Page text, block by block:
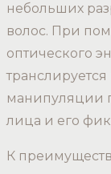
небольших
волос. При
оптического
манипуляции
лица и его
К